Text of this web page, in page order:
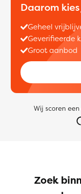
Daarom
Geheel
Geverifieerde
Groot aanbod
Wij scoren een
Zoek